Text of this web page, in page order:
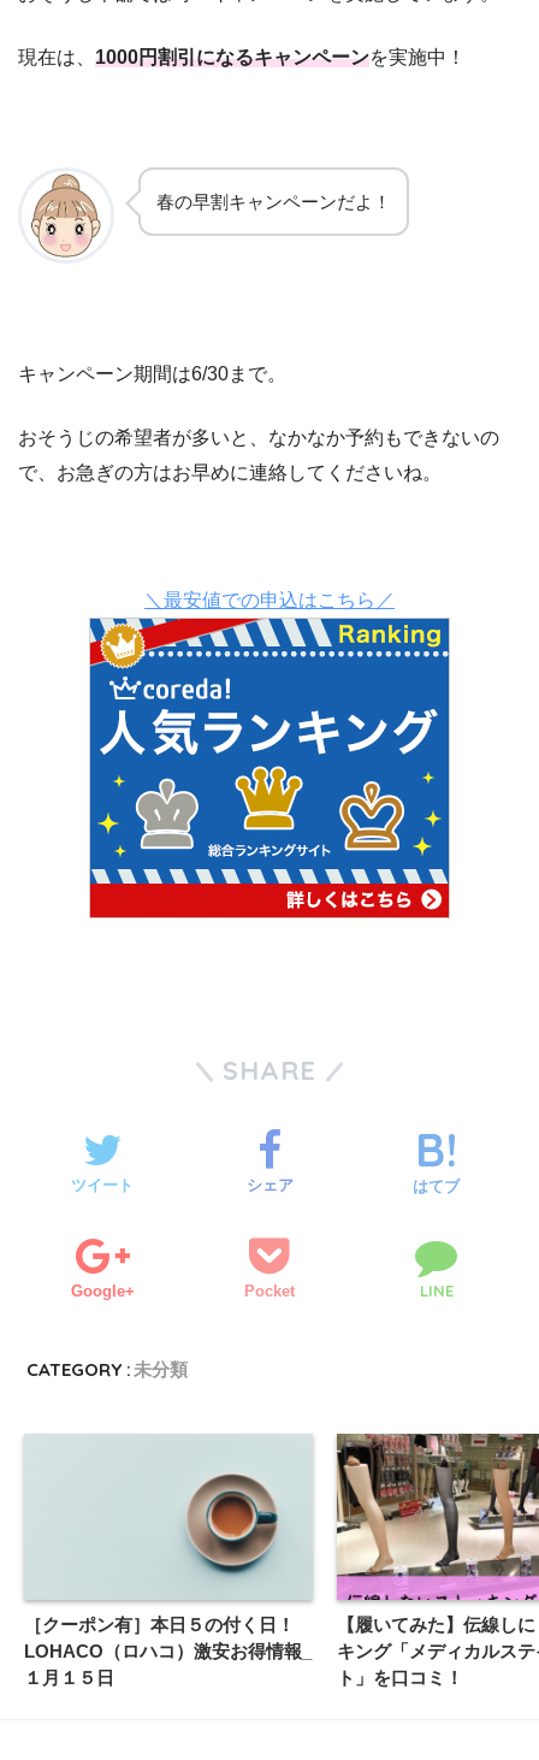
現在は、 1000円割引になるキャンペーンを実施中！
春の早割キャンペーンだよ！
キャンペーン期間は6/30まで。
おそうじの希望者が多いと、なかなか予約もできないの
で、お急ぎの方はお早めに連絡してくださいね。
＼最安値での申込はこちら／
SHARE
ツイート シェア はてブ
Google+ Pocket LINE
CATEGORY :未分類
［クーポン有］本日５の付く日！
LOHACO（ロハコ）激安お得情報_
１月１５日
【履いてみた】伝線し
キング「メディカルス
ト」を口コミ！